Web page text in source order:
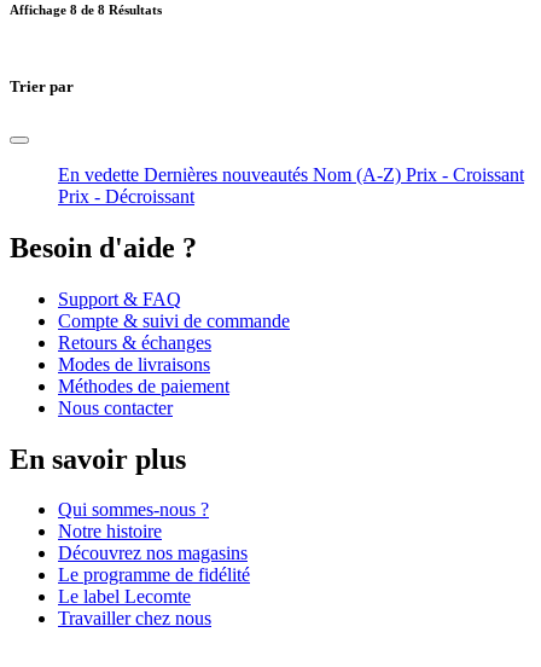
Affichage 8 de 8 Résultats
Trier par
En vedette Dernières nouveautés Nom (A-Z) Prix - Croissant
Prix - Décroissant
Besoin d'aide ?
Support & FAQ
Compte & suivi de commande
Retours & échanges
Modes de livraisons
Méthodes de paiement
Nous contacter
En savoir plus
Qui sommes-nous ?
Notre histoire
Découvrez nos magasins
Le programme de fidélité
Le label Lecomte
Travailler chez nous